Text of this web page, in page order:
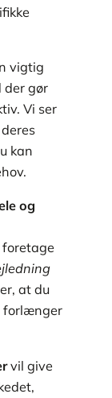
vigtig
der gør
Vi ser
kan
og
at du
forlænger
vil give